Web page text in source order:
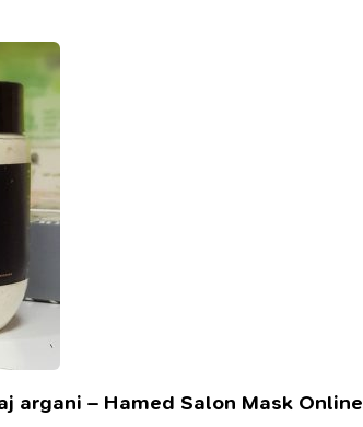
argani – Hamed Salon Mask Online